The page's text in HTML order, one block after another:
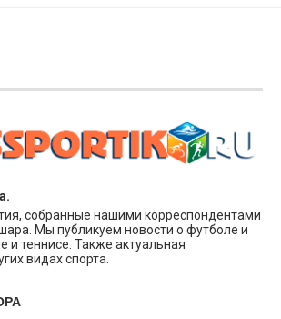
собранные нашими корреспондентами
Мы публикуем новости о футболе и
и теннисе. Также актуальная
видах спорта.